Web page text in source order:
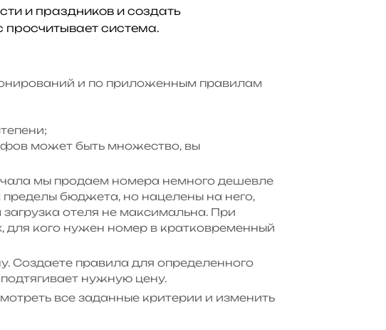
и праздников и создать
просчитывает система.
и по приложенным правилам
может быть множество, вы
мы продаем номера немного дешевле
пределы бюджета, но нацелены на него,
отеля не максимальна. При
для кого нужен номер в кратковременный
Создаете правила для определенного
нужную цену.
все заданные критерии и изменить